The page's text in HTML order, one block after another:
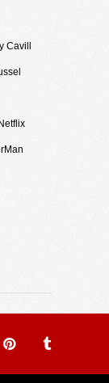
Cavill
Netflix